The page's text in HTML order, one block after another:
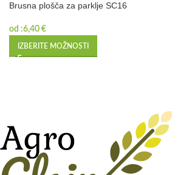
Brusna plošča za parklje SC16
od :6,40 €
IZBERITE MOŽNOSTI